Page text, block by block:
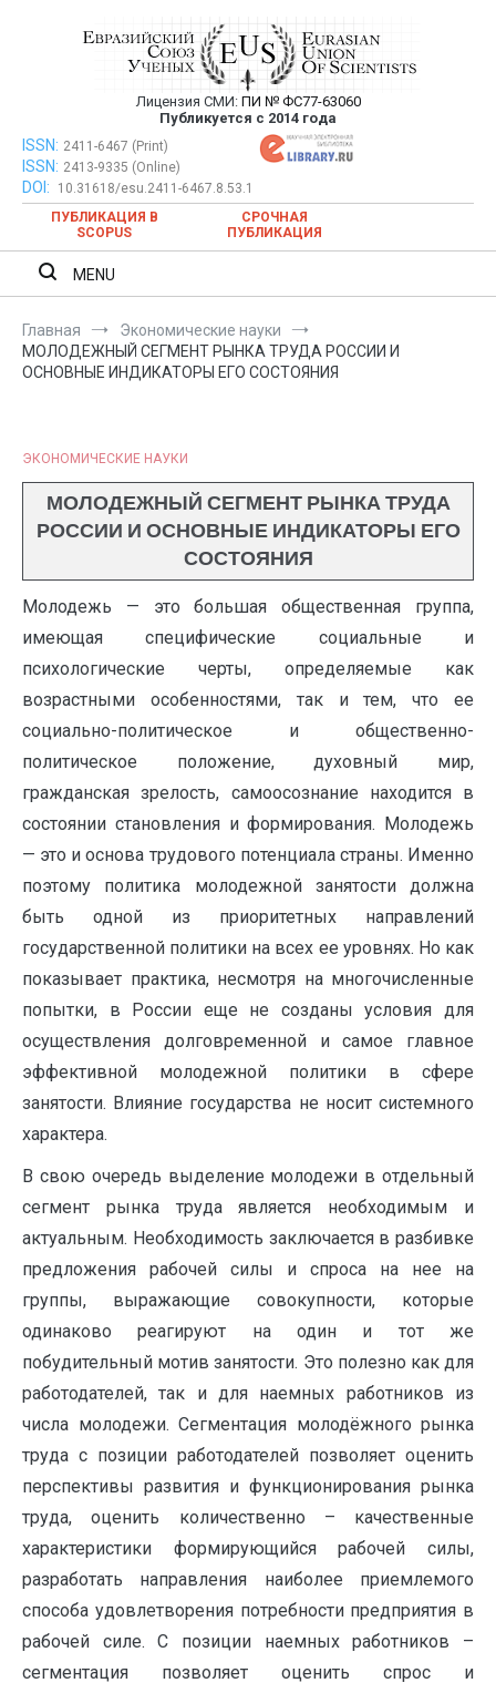
Евразийский Союз Ученых —
публикация научных статей в
ежемесячном научном журнале
Лицензия СМИ: ПИ № ФС77-63060
Публикуется с 2014 года
Евразийский Союз Ученых — публикация научных статей в
ежемесячном научном журнале
ISSN: 2411-6467 (Print)
ISSN: 2413-9335 (Online)
DOI:
10.31618/esu.2411-6467.8.53.1
ПУБЛИКАЦИЯ В
SCOPUS
СРОЧНАЯ
ПУБЛИКАЦИЯ
MENU
Главная
Экономические науки
МОЛОДЕЖНЫЙ СЕГМЕНТ РЫНКА ТРУДА РОССИИ И
ОСНОВНЫЕ ИНДИКАТОРЫ ЕГО СОСТОЯНИЯ
ЭКОНОМИЧЕСКИЕ НАУКИ
МОЛОДЕЖНЫЙ СЕГМЕНТ РЫНКА ТРУДА
РОССИИ И ОСНОВНЫЕ ИНДИКАТОРЫ ЕГО
СОСТОЯНИЯ
Молодежь — это большая общественная группа,
имеющая специфические социальные и
психологические черты, определяемые как
возрастными особенностями, так и тем, что ее
социально-политическое и общественно-
политическое положение, духовный мир,
гражданская зрелость, самоосознание находится в
состоянии становления и формирования. Молодежь
— это и основа трудового потенциала страны. Именно
поэтому политика молодежной занятости должна
быть одной из приоритетных направлений
государственной политики на всех ее уровнях. Но как
показывает практика, несмотря на многочисленные
попытки, в России еще не созданы условия для
осуществления долговременной и самое главное
эффективной молодежной политики в сфере
занятости. Влияние государства не носит системного
характера.
В свою очередь выделение молодежи в отдельный
сегмент рынка труда является необходимым и
актуальным. Необходимость заключается в разбивке
предложения рабочей силы и спроса на нее на
группы, выражающие совокупности, которые
одинаково реагируют на один и тот же
побудительный мотив занятости. Это полезно как для
работодателей, так и для наемных работников из
числа молодежи. Сегментация молодёжного рынка
труда с позиции работодателей позволяет оценить
перспективы развития и функционирования рынка
труда, оценить количественно – качественные
характеристики формирующийся рабочей силы,
разработать направления наиболее приемлемого
способа удовлетворения потребности предприятия в
рабочей силе. С позиции наемных работников –
сегментация позволяет оценить спрос и